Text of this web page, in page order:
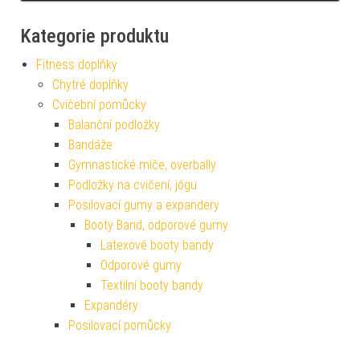
Kategorie produktu
Fitness doplňky
Chytré doplňky
Cvičební pomůcky
Balanční podložky
Bandáže
Gymnastické míče, overbally
Podložky na cvičení, jógu
Posilovací gumy a expandery
Booty Band, odporové gumy
Latexové booty bandy
Odporové gumy
Textilní booty bandy
Expandéry
Posilovací pomůcky